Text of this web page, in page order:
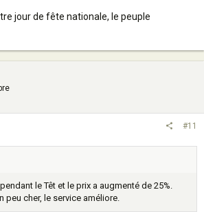
jour de fête nationale, le peuple
#11
le Têt et le prix a augmenté de 25%.
peu cher, le service améliore.